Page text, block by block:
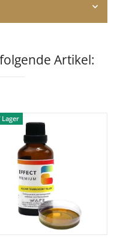
Artikel:
Lager